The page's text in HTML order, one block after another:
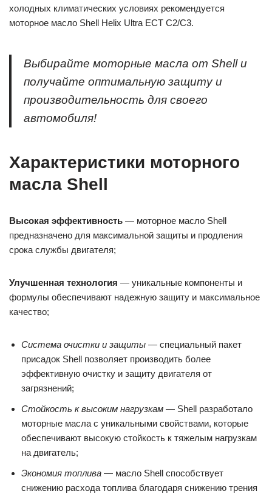
холодных климатических условиях рекомендуется
моторное масло Shell Helix Ultra ECT C2/C3.
Выбирайте моторные масла от Shell и
получайте оптимальную защиту и
производительность для своего
автомобиля!
Характеристики моторного
масла Shell
Высокая эффективность — моторное масло Shell
предназначено для максимальной защиты и продления
срока службы двигателя;
Улучшенная технология — уникальные компоненты и
формулы обеспечивают надежную защиту и максимальное
качество;
Система очистки и защиты — специальный пакет
присадок Shell позволяет производить более
эффективную очистку и защиту двигателя от
загрязнений;
Стойкость к высоким нагрузкам — Shell разработало
моторные масла с уникальными свойствами, которые
обеспечивают высокую стойкость к тяжелым нагрузкам
на двигатель;
Экономия топлива — масло Shell способствует
снижению расхода топлива благодаря снижению трения